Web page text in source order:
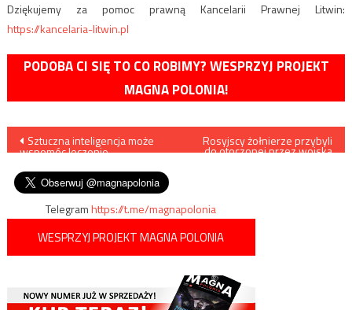
Dziękujemy za pomoc prawną Kancelarii Prawnej Litwin:
https://kancelaria-litwin.pl
PODOBA CI SIĘ TO CO ROBIMY? WESPRZYJ PROJEKT
MAGNA POLONIA!
Nawigacja
wpisu
Sztuczna inteligencja może
wspomóc leczenie
Rosyjscy żołnierze przybyli
do otoczonej przez wojska
Telegramhttps://t.me/magnapolonia
WESPRZYJ PROJEKT MAGNA POLONIA